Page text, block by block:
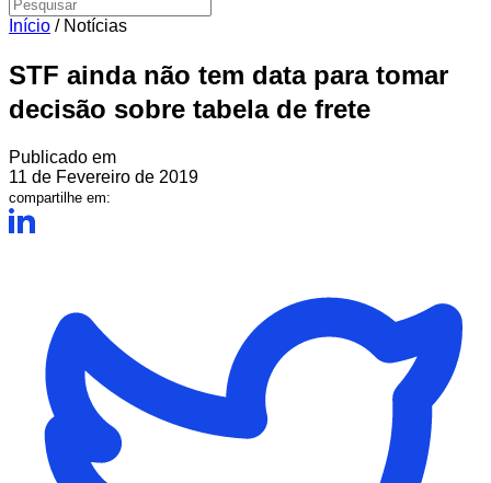
Início / Notícias
STF ainda não tem data para tomar
decisão sobre tabela de frete
Publicado em
11 de Fevereiro de 2019
compartilhe em: